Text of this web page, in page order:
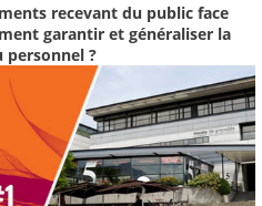
recevant du public face
garantir et généraliser la
personnel ?